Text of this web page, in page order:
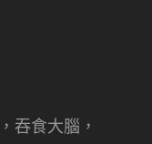
吞食大腦，